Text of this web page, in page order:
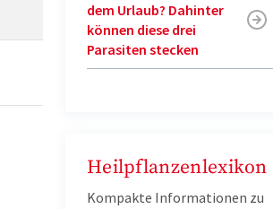
dem Urlaub? Dahinter
können diese drei
Parasiten stecken
Heilpflanzenlexikon
Kompakte Informationen zu